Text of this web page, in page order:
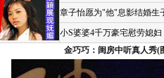
章子怡愿为"他"息影结婚生
小S婆婆4千万豪宅慰劳媳妇
金巧巧：闺房中听真人秀(